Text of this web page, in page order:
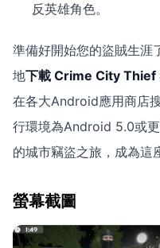
反英雄角色。
準備好開始您的盜賊生涯
地下載 Crime City
在各大Android應用商店
行環境為Android 5.0或
的城市竊盜之旅，成為這
螢幕截圖